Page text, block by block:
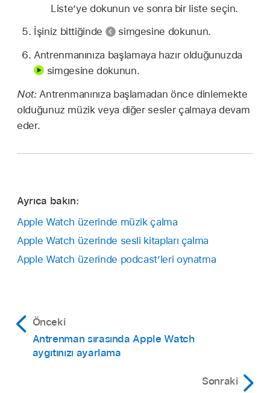
Liste’ye dokunun ve sonra bir liste seçin.
İşiniz bittiğinde
simgesine dokunun.
Antrenmanınıza başlamaya hazır olduğunuzda
simgesine dokunun.
Not: Antrenmanınıza başlamadan önce dinlemekte
olduğunuz müzik veya diğer sesler çalmaya devam
eder.
Ayrıca bakın:
Apple Watch üzerinde müzik çalma
Apple Watch üzerinde sesli kitapları çalma
Apple Watch üzerinde podcast’leri oynatma
Önceki
Antrenman sırasında Apple Watch
aygıtınızı ayarlama
Sonraki